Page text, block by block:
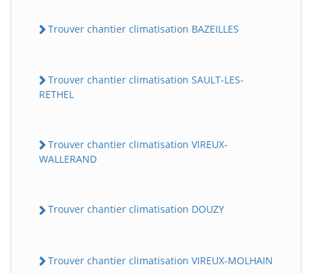
Trouver chantier climatisation BAZEILLES
Trouver chantier climatisation SAULT-LES-
RETHEL
Trouver chantier climatisation VIREUX-
WALLERAND
Trouver chantier climatisation DOUZY
Trouver chantier climatisation VIREUX-MOLHAIN